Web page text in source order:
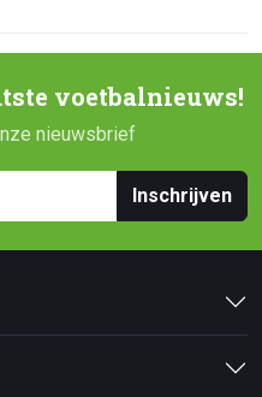
voetbalnieuws!
nieuwsbrief
Inschrijven